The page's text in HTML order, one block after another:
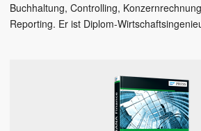
Buchhaltung, Controlling,
Reporting. Er ist Diplom-